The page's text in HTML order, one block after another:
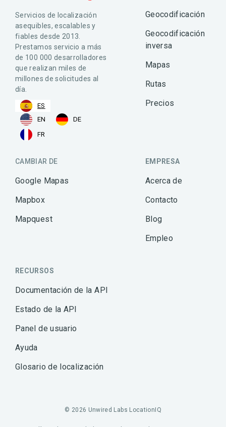
Servicios de localización
asequibles, escalables y
fiables desde 2013.
Prestamos servicio a más
de 100 000 desarrolladores
que realizan miles de
millones de solicitudes al
día.
ES
EN
DE
FR
Geocodificación
Geocodificación
inversa
Mapas
Rutas
Precios
CAMBIAR DE
Google Mapas
Mapbox
Mapquest
EMPRESA
Acerca de
Contacto
Blog
Empleo
RECURSOS
Documentación de la API
Estado de la API
Panel de usuario
Ayuda
Glosario de localización
© 2026 Unwired Labs LocationIQ